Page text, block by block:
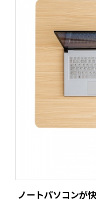
ノートパソコンが